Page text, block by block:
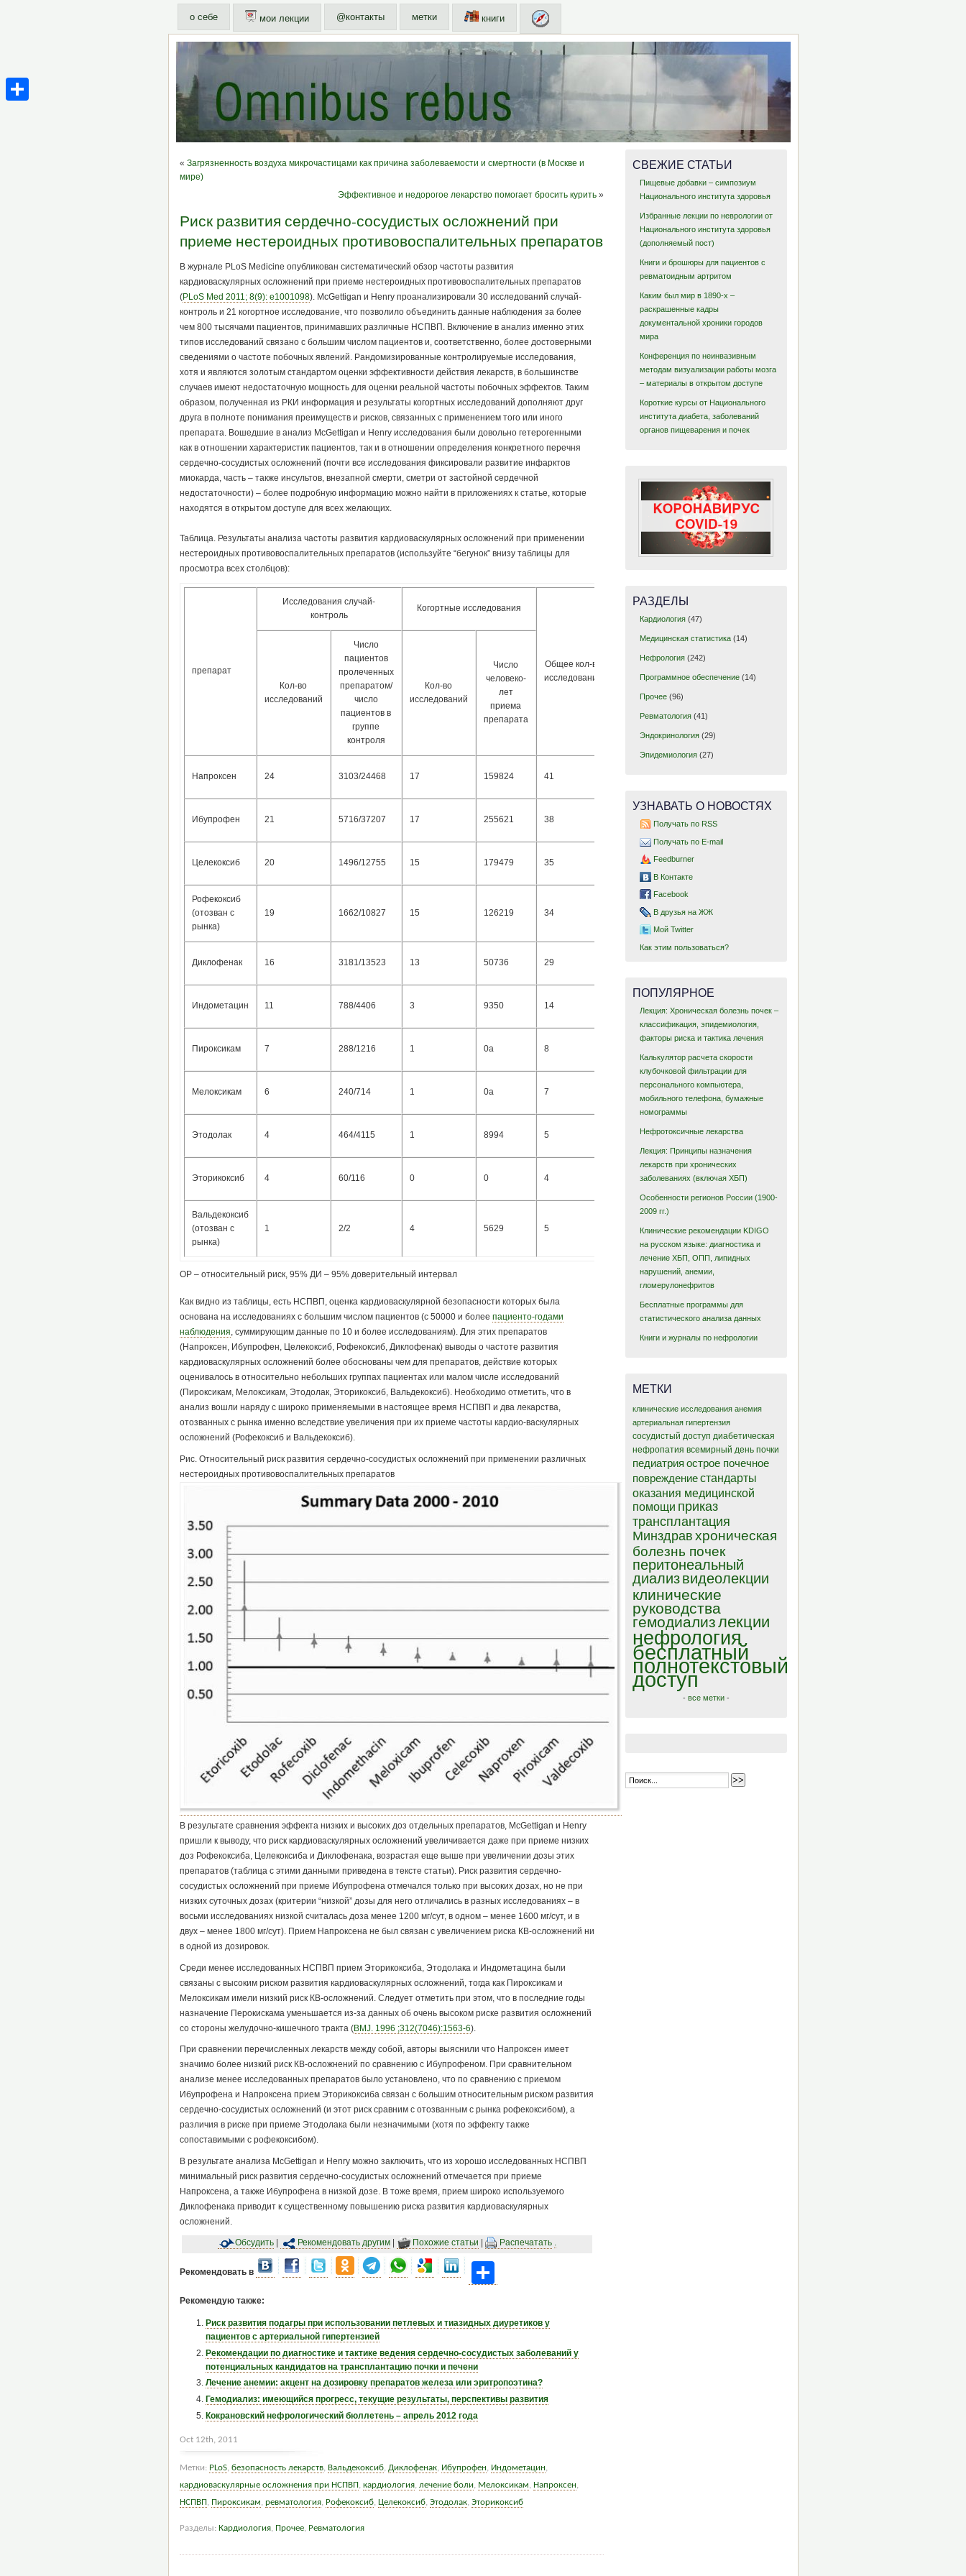
о себе мои лекции @контакты метки книги
« Загрязненность воздуха микрочастицами как причина заболеваемости и смертности (в Москве и
мире)
Эффективное и недорогое лекарство помогает бросить курить»
Риск развития сердечно-сосудистых осложнений при
приеме нестероидных противовоспалительных препаратов
В журнале PLoS Medicine опубликован систематический обзор частоты развития
кардиоваскулярных осложнений при приеме нестероидных противовоспалительных препаратов
(PLoS Med 2011; 8(9): e1001098). McGettigan и Henry проанализировали 30 исследований случай-
контроль и 21 когортное исследование, что позволило объединить данные наблюдения за более
чем 800 тысячами пациентов, принимавших различные НСПВП. Включение в анализ именно этих
типов исследований связано с большим числом пациентов и, соответственно, более достоверными
сведениями о частоте побочных явлений. Рандомизированные контролируемые исследования,
хотя и являются золотым стандартом оценки эффективности действия лекарств, в большинстве
случаев имеют недостаточную мощность для оценки реальной частоты побочных эффектов. Таким
образом, полученная из РКИ информация и результаты когортных исследований дополняют друг
друга в полноте понимания преимуществ и рисков, связанных с применением того или иного
препарата. Вошедшие в анализ McGettigan и Henry исследования были довольно гетерогенными
как в отношении характеристик пациентов, так и в отношении определения конкретного перечня
сердечно-сосудистых осложнений (почти все исследования фиксировали развитие инфарктов
миокарда, часть – также инсультов, внезапной смерти, сметри от застойной сердечной
недостаточности) – более подробную информацию можно найти в приложениях к статье, которые
находятся в открытом доступе для всех желающих.
Таблица. Результаты анализа частоты развития кардиоваскулярных осложнений при применении
нестероидных противовоспалительных препаратов (используйте “бегунок” внизу таблицы для
просмотра всех столбцов):
препарат
Исследования случай-
контроль
Когортные исследования
Общее кол-во
исследований
95%
ДИ
Кол-во
исследований
Число
пациентов
пролеченных
препаратом/
число
пациентов в
группе
контроля
Кол-во
исследований
Число
человеко-
лет
приема
препарата
Напроксен 24 3103/24468 17 159824 41
Ибупрофен 21 5716/37207 17 255621 38
(1,11-
1,25)
226,7
Целекоксиб 20 1496/12755 15 179479 35
(1,08-
1,27)
236,9
Рофекоксиб
(отозван с
рынка)
19 1662/10827 15 126219 34
1,59)
227,8
Диклофенак 16 3181/13523 13 50736 29
Индометацин 11 788/4406 3 9350 14
(1,19-
1,41)
Пироксикам 7 288/1216 1 0a 8
(0,91-
1,30)
Мелоксикам 6 240/714 1 0a 7
(1,07-
1,33)
0,7
Этодолак 4 464/4115 1 8994 5
(1,28-
18,9 0,01
Эторикоксиб 4 60/116 0 0 4
(1,45-
0,7 0,9
Вальдекоксиб
(отозван с
рынка)
1 2/2 4 5629 5
1,36)
13,4 0,004
ОР – относительный риск, 95% ДИ – 95% доверительный интервал
Как видно из таблицы, есть НСПВП, оценка кардиоваскулярной безопасности которых была
основана на исследованиях с большим числом пациентов (с 50000 и более пациенто-годами
наблюдения, суммирующим данные по 10 и более исследованиям). Для этих препаратов
(Напроксен, Ибупрофен, Целекоксиб, Рофекоксиб, Диклофенак) выводы о частоте развития
кардиоваскулярных осложнений более обоснованы чем для препаратов, действие которых
оценивалось в относительно небольших группах пациентах или малом числе исследований
(Пироксикам, Мелоксикам, Этодолак, Эторикоксиб, Вальдекоксиб). Необходимо отметить, что в
анализ вошли наряду с широко применяемыми в настоящее время НСПВП и два лекарства,
отозванных с рынка именно вследствие увеличения при их приеме частоты кардио-васкулярных
осложнений (Рофекоксиб и Вальдекоксиб).
Рис. Относительный риск развития сердечно-сосудистых осложнений при применении различных
нестероидных противовоспалительных препаратов
В результате сравнения эффекта низких и высоких доз отдельных препаратов, McGettigan и Henry
пришли к выводу, что риск кардиоваскулярных осложнений увеличивается даже при приеме низких
доз Рофекоксиба, Целекоксиба и Диклофенака, возрастая еще выше при увеличении дозы этих
препаратов (таблица с этими данными приведена в тексте статьи). Риск развития сердечно-
сосудистых осложнений при приеме Ибупрофена отмечался только при высоких дозах, но не при
низких суточных дозах (критерии “низкой” дозы для него отличались в разных исследованиях – в
восьми исследованиях низкой считалась доза менее 1200 мг/сут, в одном – менее 1600 мг/сут, и в
двух – менее 1800 мг/сут). Прием Напроксена не был связан с увеличением риска КВ-осложнений ни
в одной из дозировок.
Среди менее исследованных НСПВП прием Эторикоксиба, Этодолака и Индометацина были
связаны с высоким риском развития кардиоваскулярных осложнений, тогда как Пироксикам и
Мелоксикам имели низкий риск КВ-осложнений. Следует отметить при этом, что в последние годы
назначение Перокискама уменьшается из-за данных об очень высоком риске развития осложнений
со стороны желудочно-кишечного тракта (BMJ. 1996 ;312(7046):1563-6).
При сравнении перечисленных лекарств между собой, авторы выяснили что Напроксен имеет
значимо более низкий риск КВ-осложнений по сравнению с Ибупрофеном. При сравнительном
анализе менее исследованных препаратов было установлено, что по сравнению с приемом
Ибупрофена и Напроксена прием Эторикоксиба связан с большим относительным риском развития
сердечно-сосудистых осложнений (и этот риск сравним с отозванным с рынка рофекоксибом), а
различия в риске при приеме Этодолака были незначимыми (хотя по эффекту также
сопоставимыми с рофекоксибом).
В результате анализа McGettigan и Henry можно заключить, что из хорошо исследованных НСПВП
минимальный риск развития сердечно-сосудистых осложнений отмечается при приеме
Напроксена, а также Ибупрофена в низкой дозе. В тоже время, прием широко используемого
Диклофенака приводит к существенному повышению риска развития кардиоваскулярных
осложнений.
Обсудить| Рекомендовать другим| Похожие статьи Распечатать .
Рекомендовать в
Рекомендую также:
Риск развития подагры при использовании петлевых и тиазидных диуретиков у
пациентов с артериальной гипертензией
Рекомендации по диагностике и тактике ведения сердечно-сосудистых заболеваний у
потенциальных кандидатов на трансплантацию почки и печени
Лечение анемии: акцент на дозировку препаратов железа или эритропоэтина?
Гемодиализ: имеющийся прогресс, текущие результаты, перспективы развития
Кокрановский нефрологический бюллетень – апрель 2012 года
Oct 12th, 2011
Метки: PLoS, безопасность лекарств, Вальдекоксиб, Диклофенак, Ибупрофен, Индометацин,
кардиоваскулярные осложнения при НСПВП, кардиология, лечение боли, Мелоксикам, Напроксен,
НСПВП, Пироксикам, ревматология, Рофекоксиб, Целекоксиб, Этодолак, Эторикоксиб
Разделы: Кардиология, Прочее, Ревматология
СВЕЖИЕ СТАТЬИ
Пищевые добавки – симпозиум
Национального института здоровья
Избранные лекции по неврологии от
Национального института здоровья
(дополняемый пост)
Книги и брошюры для пациентов с
ревматоидным артритом
Каким был мир в 1890-х –
раскрашенные кадры
документальной хроники городов
мира
Конференция по неинвазивным
методам визуализации работы мозга
– материалы в открытом доступе
Короткие курсы от Национального
института диабета, заболеваний
органов пищеварения и почек
РАЗДЕЛЫ
Кардиология (47)
Медицинская статистика (14)
Нефрология (242)
Программное обеспечение (14)
Прочее (96)
Ревматология (41)
Эндокринология (29)
Эпидемиология (27)
УЗНАВАТЬ О НОВОСТЯХ
Получать по RSS
Получать по E-mail
Feedburner
В Контакте
Facebook
В друзья на ЖЖ
Мой Twitter
Как этим пользоваться?
ПОПУЛЯРНОЕ
Лекция: Хроническая болезнь почек –
классификация, эпидемиология,
факторы риска и тактика лечения
Калькулятор расчета скорости
клубочковой фильтрации для
персонального компьютера,
мобильного телефона, бумажные
номограммы
Нефротоксичные лекарства
Лекция: Принципы назначения
лекарств при хронических
заболеваниях (включая ХБП)
Особенности регионов России (1900-
2009 гг.)
Клинические рекомендации KDIGO
на русском языке: диагностика и
лечение ХБП, ОПП, липидных
нарушений, анемии,
гломерулонефритов
Бесплатные программы для
статистического анализа данных
Книги и журналы по нефрологии
МЕТКИ
клинические исследования анемия
артериальная гипертензия
сосудистый доступ диабетическая
нефропатия всемирный день почки
педиатрия острое почечное
повреждение стандарты
оказания медицинской
помощи приказ
трансплантация
Минздрав хроническая
болезнь почек
перитонеальный
диализ видеолекции
клинические
руководства
гемодиализлекции
нефрология
бесплатный
полнотекстовый
доступ
- все метки-
>>